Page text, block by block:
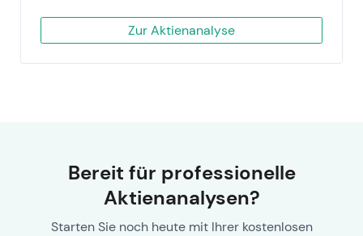
Zur Aktienanalyse
Bereit für professionelle
Aktienanalysen?
Starten Sie noch heute mit Ihrer kostenlosen